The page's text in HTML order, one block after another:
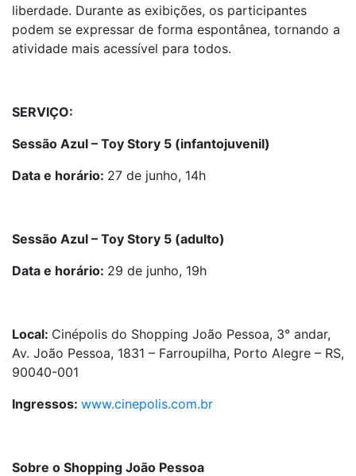
liberdade. Durante as exibições, os participantes
podem se expressar de forma espontânea, tornando a
atividade mais acessível para todos.
SERVIÇO:
Sessão Azul – Toy Story 5 (infantojuvenil)
Data e horário: 27 de junho, 14h
Sessão Azul – Toy Story 5 (adulto)
Data e horário: 29 de junho, 19h
Local: Cinépolis do Shopping João Pessoa, 3° andar,
Av. João Pessoa, 1831 – Farroupilha, Porto Alegre – RS,
90040-001
Ingressos: www.cinepolis.com.br
Sobre o Shopping João Pessoa